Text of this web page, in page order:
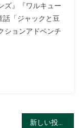
ズ』『ワルキュー
話「ジャックと豆
ションアドベンチ